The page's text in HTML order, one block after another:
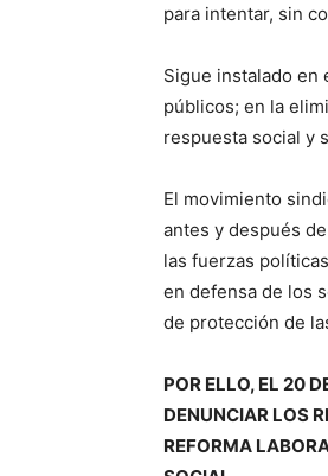
para intentar, sin
Sigue instalado en
públicos; en la
respuesta social y
El movimiento
antes y después
las fuerzas
en defensa de los
de protección de
POR ELLO, EL 20
DENUNCIAR LOS
REFORMA